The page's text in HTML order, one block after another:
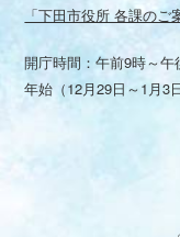
「下田市役所 各課のご
開庁時間：午前9時～
年始（12月29日～1月3